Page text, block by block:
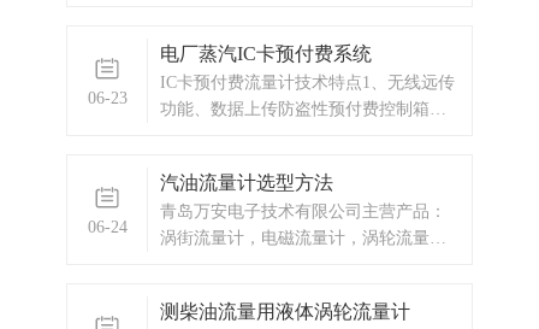
06-23
电厂蒸汽IC卡预付费系统
IC卡预付费流量计技术特点1、无线远传
功能、数据上传防盗性预付费控制箱，
温度、压力、余额、阀门开度、箱门开
闭状态等信息上传到监控室的电脑。
06-24
汽油流量计选型方法
青岛万安电子技术有限公司主营产品：
涡街流量计，电磁流量计，涡轮流量
等，以及承接电气自动化项目。
测柴油流量用液体涡轮流量计